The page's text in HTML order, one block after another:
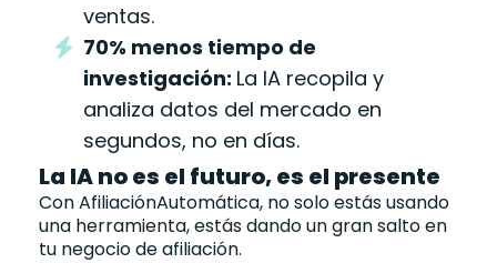
ventas.
70% menos tiempo de
investigación: La IA recopila y
analiza datos del mercado en
segundos, no en días.
La IA no es el futuro, es el presente
Con AfiliaciónAutomática, no solo estás usando
una herramienta, estás dando un gran salto en
tu negocio de afiliación.